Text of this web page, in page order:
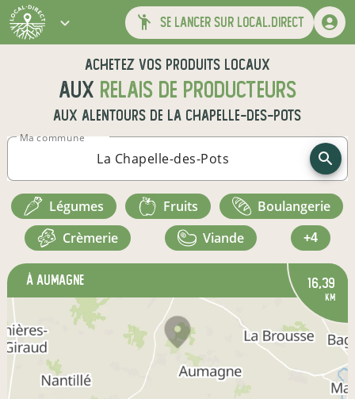
se lancer sur local.direct
Achetez vos produits locaux
aux relais de producteurs
aux alentours de La Chapelle-des-Pots
Ma commune
légumes fruits
boulangerie
crèmerie
viande +4
à Aumagne 16,39
km